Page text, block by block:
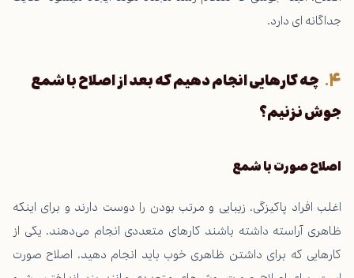
جداگانه ای دارد.
چه کارهایی انجام دهیم که بعد از اصلاح با شمع
جوش نزنیم؟
اصلاح صورت با شمع
اغلب افراد پاکیزگی، زیبایی و مرتب بودن را دوست دارند و برای اینکه
ظاهری آراسته داشته باشند کارهای متعددی انجام می‌دهند. یکی از
کارهایی که برای داشتن ظاهری خوب باید انجام دهید، اصلاح صورت